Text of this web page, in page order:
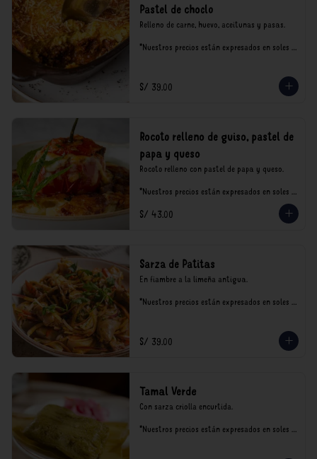
Pastel de choclo
Relleno de carne, huevo, aceitunas y pasas.
*Nuestros precios están expresados en soles e
S/ 39.00
Rocoto relleno de guiso, pastel de
papa y queso
Rocoto relleno con pastel de papa y queso.
*Nuestros precios están expresados en soles e
consumo.
S/ 43.00
Sarza de Patitas
En fiambre a la limeña antigua.
*Nuestros precios están expresados en soles e
S/ 39.00
Tamal Verde
Con sarza criolla encurtida.
*Nuestros precios están expresados en soles e